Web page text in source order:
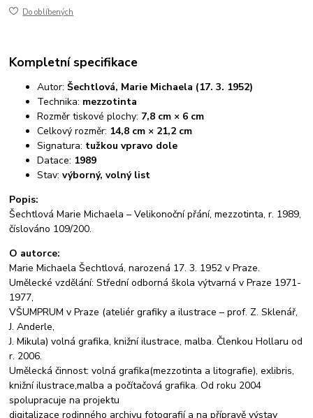
Do oblíbených
Kompletní specifikace
Autor:Šechtlová, Marie Michaela (17. 3. 1952)
Technika: mezzotinta
Rozměr tiskové plochy: 7,8 cm × 6 cm
Celkový rozměr: 14,8 cm × 21,2 cm
Signatura: tužkou vpravo dole
Datace: 1989
Stav:výborný, volný list
Popis:
Šechtlová Marie Michaela – Velikonoční přání, mezzotinta, r. 1989,
číslováno 109/200.
O autorce:
Marie Michaela Šechtlová, narozená 17. 3. 1952 v Praze.
Umělecké vzdělání: Střední odborná škola výtvarná v Praze 1971-
1977,
VŠUMPRUM v Praze (ateliér grafiky a ilustrace – prof. Z. Sklenář,
J. Anderle,
J. Mikula) volná grafika, knižní ilustrace, malba. Členkou Hollaru od
r. 2006.
Umělecká činnost: volná grafika(mezzotinta a litografie), exlibris,
knižní ilustrace,malba a počítačová grafika. Od roku 2004
spolupracuje na projektu
digitalizace rodinného archivu fotografií a na přípravě výstav